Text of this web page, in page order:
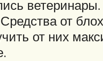
от
от них